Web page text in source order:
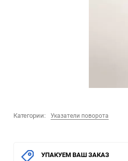
Категории: Указатели поворота
УПАКУЕМ ВАШ ЗАКАЗ